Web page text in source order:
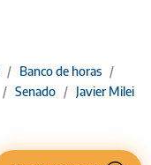
/ Banco de horas /
/ Senado / Javier Milei